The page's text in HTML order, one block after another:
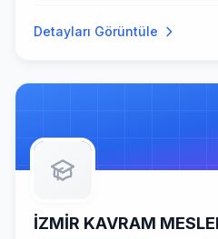
Detayları Görüntüle
İZMİR KAVRAM